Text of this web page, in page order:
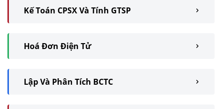
Kế Toán CPSX Và Tính GTSP
Hoá Đơn Điện Tử
Lập Và Phân Tích BCTC